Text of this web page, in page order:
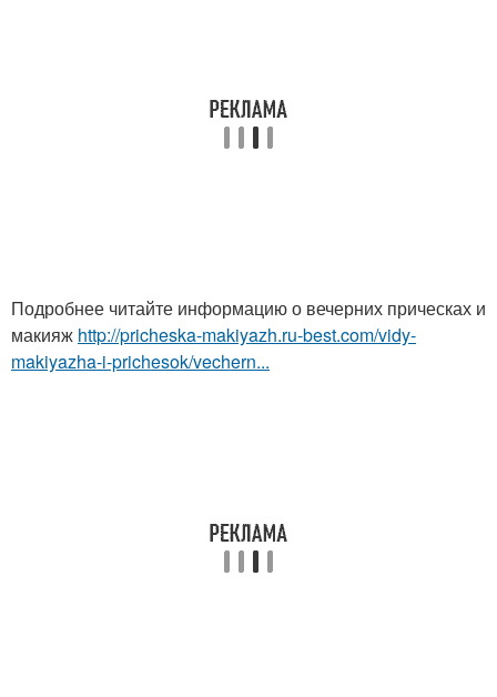
Подробнее читайте информацию о вечерних прическах и
макияж http://pricheska-makiyazh.ru-best.com/vidy-
makiyazha-i-prichesok/vechern...